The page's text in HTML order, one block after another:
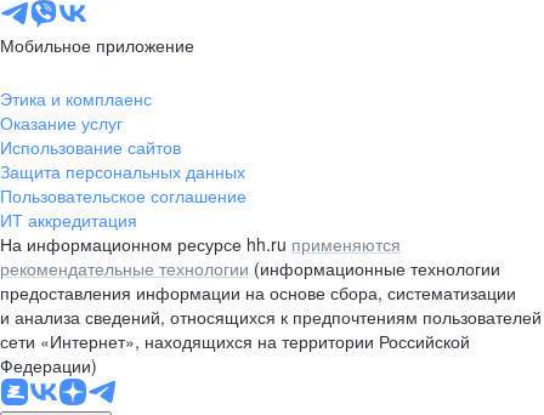
Мобильное приложение
Этика и комплаенс
Оказание услуг
Использование сайтов
Защита персональных данных
Пользовательское соглашение
ИТ аккредитация
На информационном ресурсе hh.ru применяются
рекомендательные технологии (информационные технологии
предоставления информации на основе сбора, систематизации
и анализа сведений, относящихся к предпочтениям пользователей
сети «Интернет», находящихся на территории Российской
Федерации)